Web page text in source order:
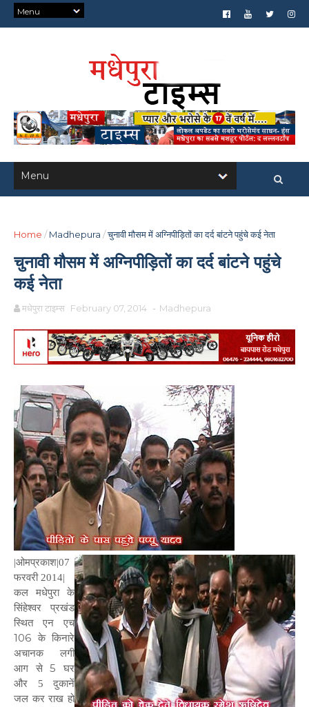
Home / Madhepura /चुनावी मौसम में अग्निपीड़ितों का दर्द बांटने पहुंचे कई नेता
चुनावी मौसम में अग्निपीड़ितों का दर्द बांटने पहुंचे
कई नेता
मधेपुरा टाइम्स February 07, 2014 - Madhepura
|ओमप्रकाश|07
फरवरी 2014|
कल मधेपुरा के
सिंहेश्वर प्रखंड
स्थित एन एच
106 के किनारे
अचानक लगी
आग से5 घर
और 5 दुकानें
जल कर राख हो